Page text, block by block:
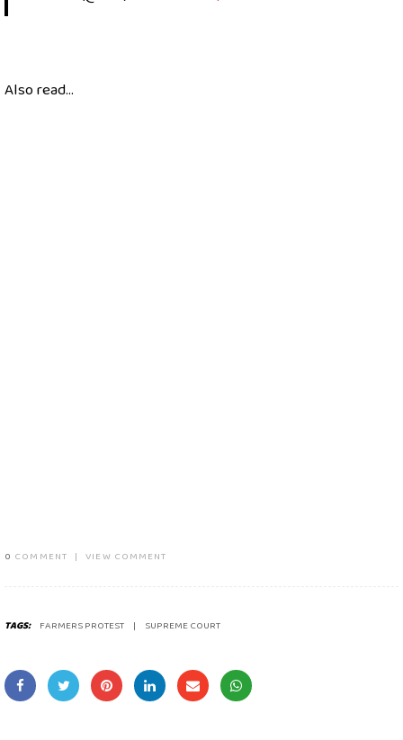
Also read...
0 COMMENT | VIEW COMMENT
TAGS: FARMERS PROTEST SUPREME COURT